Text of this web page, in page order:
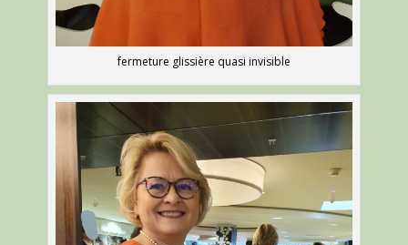
fermeture glissière quasi invisible